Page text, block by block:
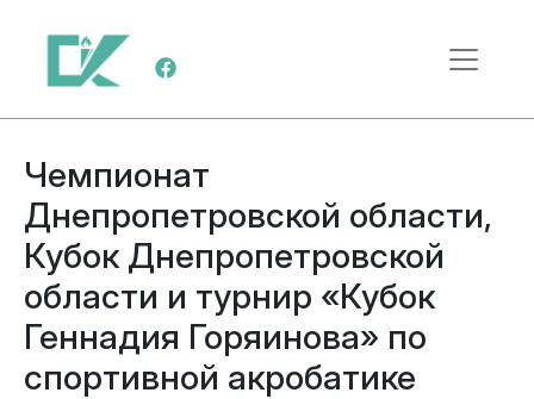
Перейти к содержимому
Меню навигации
Чемпионат
Днепропетровской области,
Кубок Днепропетровской
области и турнир «Кубок
Геннадия Горяинова» по
спортивной акробатике